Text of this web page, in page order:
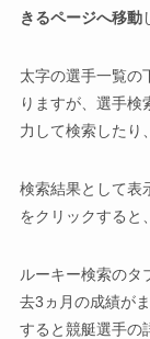
きるページへ移動
太字の選手一覧の
りますが、選手検
力して検索したり
検索結果として表
をクリックすると
ルーキー検索のタ
去3ヵ月の成績が
すると競艇選手の